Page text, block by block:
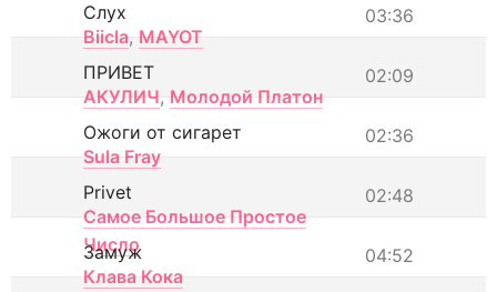
03:36
Слух
Biicla, MAYOT
02:09
ПРИВЕТ
АКУЛИЧ, Молодой Платон
02:36
Ожоги от сигарет
Sula Fray
02:48
Privet
Самое Большое Простое
Число
04:52
Замуж
Клава Кока